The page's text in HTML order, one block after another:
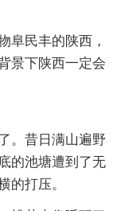
阜民丰的陕西，
景下陕西一定会
。昔日满山遍野
的池塘遭到了无
的打压。